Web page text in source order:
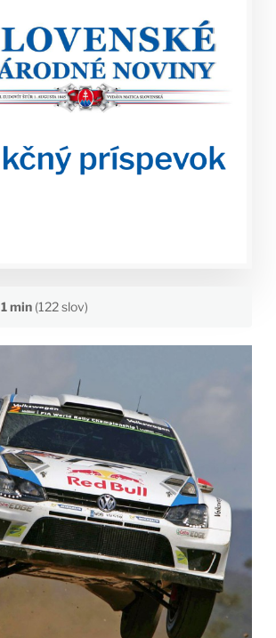
1 min(122 slov)